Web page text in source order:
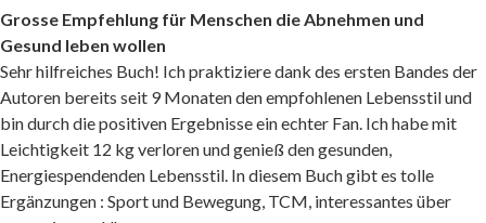
Grosse Empfehlung für Menschen die Abnehmen und
Gesund leben wollen
Sehr hilfreiches Buch! Ich praktiziere dank des ersten Bandes der
Autoren bereits seit 9 Monaten den empfohlenen Lebensstil und
bin durch die positiven Ergebnisse ein echter Fan. Ich habe mit
Leichtigkeit 12 kg verloren und genieß den gesunden,
Energiespendenden Lebensstil. In diesem Buch gibt es tolle
Ergänzungen : Sport und Bewegung, TCM, interessantes über